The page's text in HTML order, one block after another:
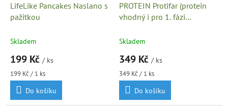
LifeLike Pancakes Naslano s
pažitkou
Skladem
199 Kč / ks
Měrná
cena:
199 Kč / 1 ks
Do košíku
PROTEIN Protifar (protein
vhodný i pro 1. fázi
Skladem
349 Kč / ks
Měrná
cena:
349 Kč / 1 ks
Do košíku